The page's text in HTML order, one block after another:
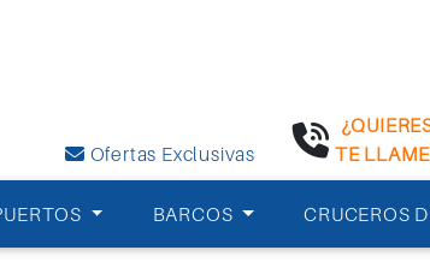
Ofertas Exclusivas
TE
BARCOS CRUCEROS